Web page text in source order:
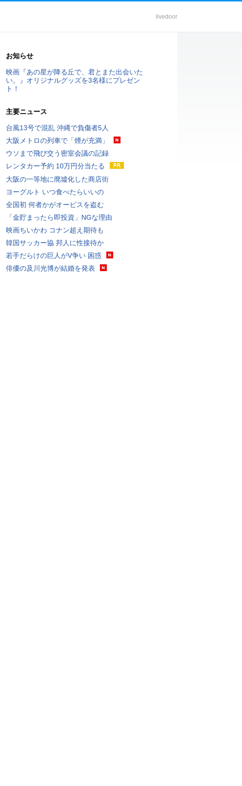
livedoor
お知らせ
映画『あの星が降る丘で、君とまた出会いた
い。』オリジナルグッズを3名様にプレゼン
ト！
主要ニュース
台風13号で混乱 沖縄で負傷者5人
大阪メトロの列車で「煙が充満」
ウソまで飛び交う密室会議の記録
レンタカー予約 10万円分当たる
大阪の一等地に廃墟化した商店街
ヨーグルト いつ食べたらいいの
全国初 何者かがオービスを盗む
「金貯まったら即投資」NGな理由
映画ちいかわ コナン超え期待も
韓国サッカー協 邦人に性接待か
若手だらけの巨人がV争い 困惑
俳優の及川光博が結婚を発表